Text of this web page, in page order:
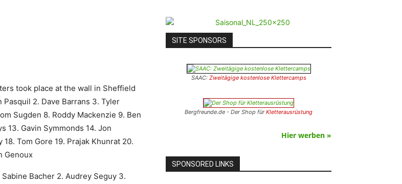
took place at the wall in Sheffield
2. Dave Barrans 3. Tyler
Sugden 8. Roddy Mackenzie 9. Ben
13. Gavin Symmonds 14. Jon
Tom Gore 19. Prajak Khunrat 20.
Genoux
Bacher 2. Audrey Seguy 3.
SITE SPONSORS
SAAC: Zweitägige kostenlose Klettercamps
Bergfreunde.de - Der Shop fürKletterausrüstung
Hier werben »
SPONSORED LINKS